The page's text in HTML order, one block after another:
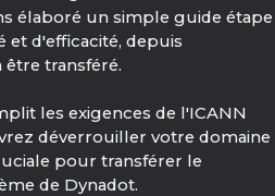
élaboré un simple guide étape
d'efficacité, depuis
transféré.
les exigences de l'ICANN
déverrouiller votre domaine
pour transférer le
de Dynadot.